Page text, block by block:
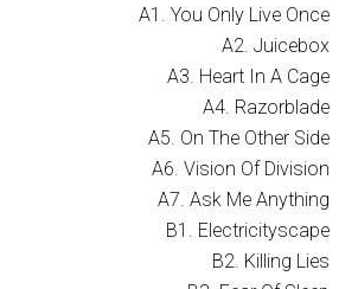
A1. You Only Live Once
A2. Juicebox
A3. Heart In A Cage
A4. Razorblade
A5. On The Other Side
A6. Vision Of Division
A7. Ask Me Anything
B1. Electricityscape
B2. Killing Lies